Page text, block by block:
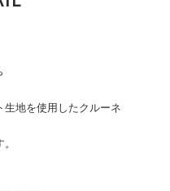
生地を使用したクルーネ